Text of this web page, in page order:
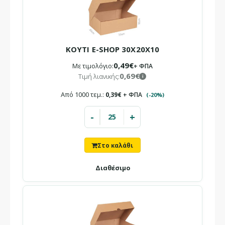
ΚΟΥΤΙ E-SHOP 26X12.5X7.5
Τιμή χονδρικής:0,30€ + ΦΠΑ
Τιμή λιανικής:0,43€
1000 ΤΜΧ 0,24€+ ΦΠΑ/ΤΜΧ
ΚΟΥΤΙ E-SHOP 30X20X10
Με τιμολόγιο:0,49€+ ΦΠΑ
Τιμή λιανικής:0,69€ i
Από 1000 τεμ.: 0,39€ + ΦΠΑ (-20%)
- +
Διαθέσιμο